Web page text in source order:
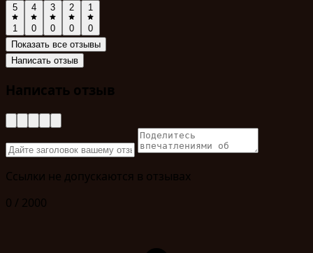
5
1
4
0
3
0
2
0
1
0
Показать все отзывы
Написать отзыв
Написать отзыв
Ссылки не допускаются в отзывах
0 / 2000